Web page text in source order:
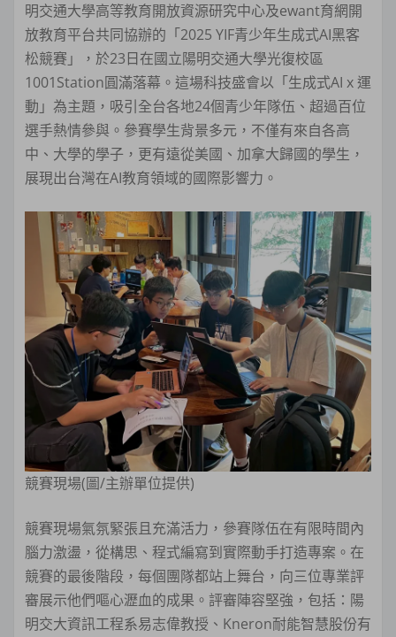
明交通大學高等教育開放資源研究中心及ewant育網開
放教育平台共同協辦的「2025 YIF青少年生成式AI黑客
松競賽」，於23日在國立陽明交通大學光復校區
1001Station圓滿落幕。這場科技盛會以「生成式AI x 運
動」為主題，吸引全台各地24個青少年隊伍、超過百位
選手熱情參與。參賽學生背景多元，不僅有來自各高
中、大學的學子，更有遠從美國、加拿大歸國的學生，
展現出台灣在AI教育領域的國際影響力。
競賽現場(圖/主辦單位提供)
競賽現場氣氛緊張且充滿活力，參賽隊伍在有限時間內
腦力激盪，從構思、程式編寫到實際動手打造專案。在
競賽的最後階段，每個團隊都站上舞台，向三位專業評
審展示他們嘔心瀝血的成果。評審陣容堅強，包括：陽
明交大資訊工程系易志偉教授、Kneron耐能智慧股份有